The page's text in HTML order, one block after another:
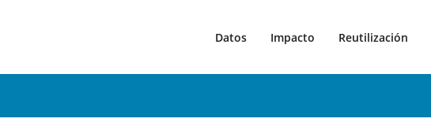
Datos Impacto Reutilización